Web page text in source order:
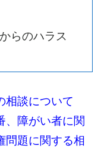
らのハラス
相談について
、障がい者に関
問題に関する相